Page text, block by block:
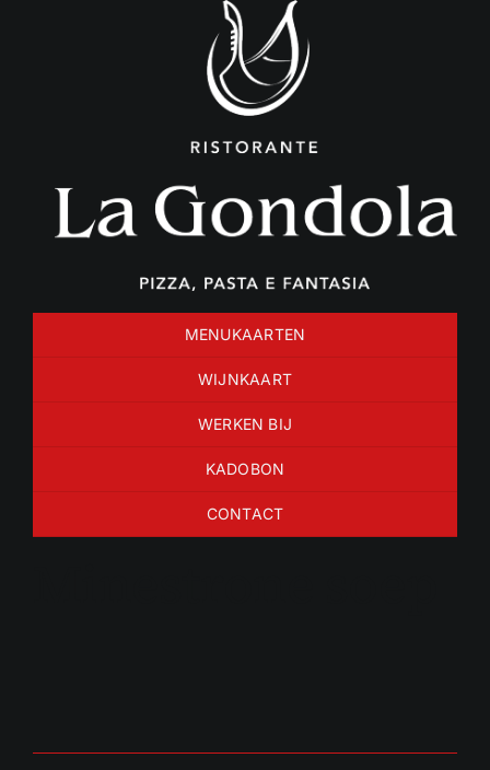
MENUKAARTEN
WIJNKAART
WERKEN BIJ
KADOBON
CONTACT